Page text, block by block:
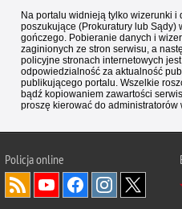
Na portalu widnieją tylko wizerunki
poszukujące (Prokuratury lub Sądy)
gończego. Pobieranie danych i
zaginionych ze stron serwisu, a
policyjne stronach internetowych
odpowiedzialność za aktualność
publikującego portalu. Wszelkie
bądź kopiowaniem zawartości
proszę kierować do administratorów
Policjaonline